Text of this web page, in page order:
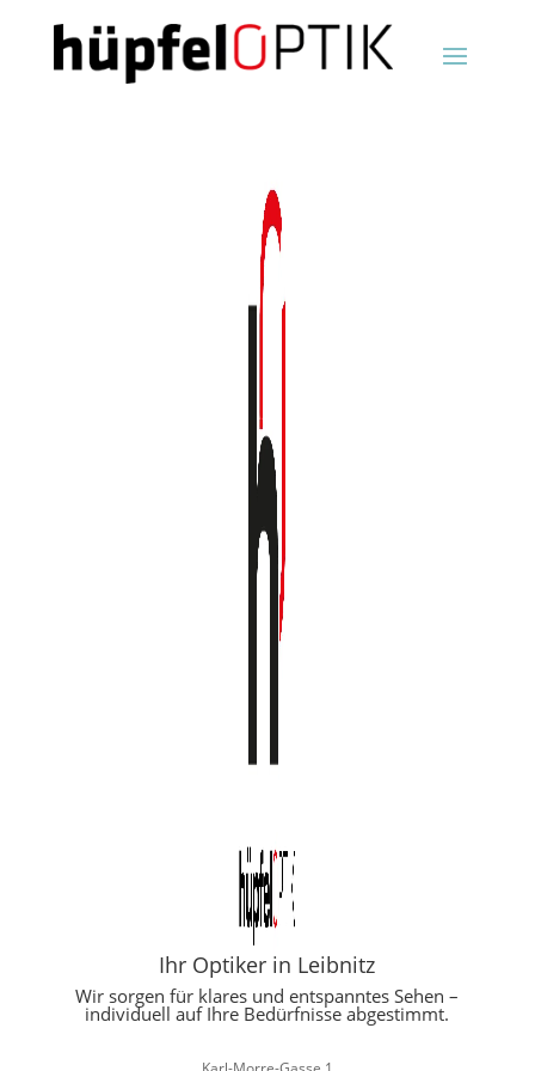
Ihr Optiker in Leibnitz
Wir sorgen für klares und entspanntes Sehen –
individuell auf Ihre Bedürfnisse abgestimmt.